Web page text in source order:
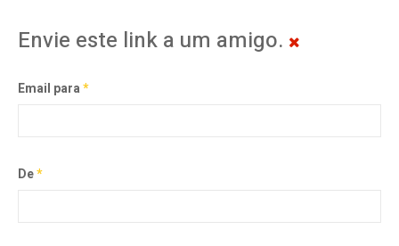
Envie este link a um amigo.
Email para*
De*